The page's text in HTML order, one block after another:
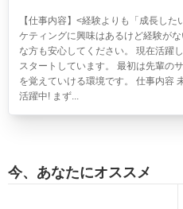
【仕事内容】<経験よりも「成長し
ケティングに興味はあるけど経験が
な方も安心してください。 現在活躍
スタートしています。 最初は先輩の
を覚えていける環境です。 仕事内容
活躍中! まず...
今、あなたにオススメ